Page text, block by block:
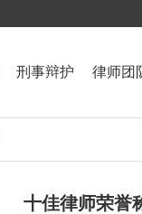
刑事辩护 律师团
十佳律师荣誉